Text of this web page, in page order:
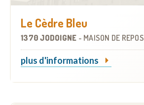
Le Cèdre Bleu
1370 JODOIGNE - MAISON DE REPOS
plus d'informations